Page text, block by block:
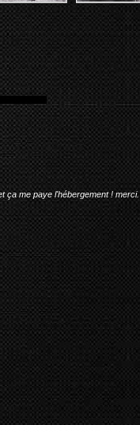
ça me paye l'hébergement ! merci.